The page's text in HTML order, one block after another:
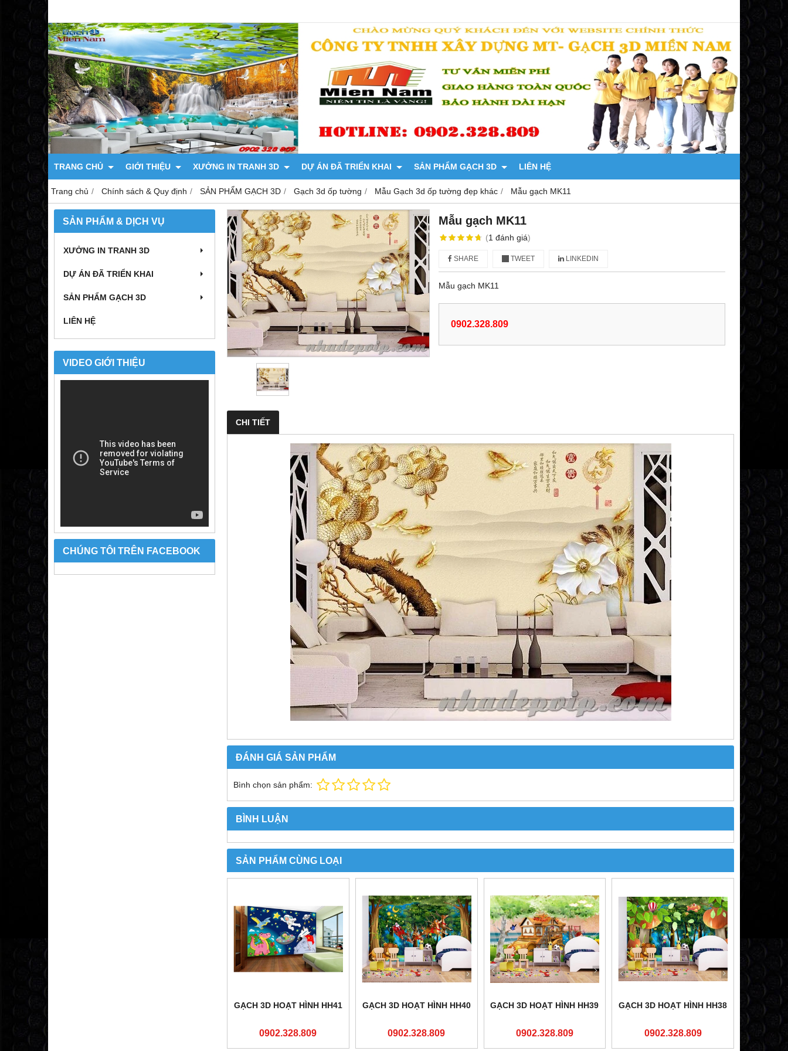
TRANG CHỦ GIỚI THIỆU XƯỞNG IN TRANH 3D DỰ ÁN ĐÃ TRIỂN KHAI SẢN PHẨM GẠCH 3D LIÊN HỆ
Trang chủ Chính sách & Quy định SẢN PHẨM GẠCH 3D Gạch 3d ốp tường Mẫu Gạch 3d ốp tường đẹp khác Mẫu gạch MK11
SẢN PHẨM & DỊCH VỤ
XƯỞNG IN TRANH 3D
DỰ ÁN ĐÃ TRIỂN KHAI
SẢN PHẨM GẠCH 3D
LIÊN HỆ
VIDEO GIỚI THIỆU
CHÚNG TÔI TRÊN FACEBOOK
Mẫu gạch MK11
(1 đánh giá)
SHARE TWEET LINKEDIN
Mẫu gạch MK11
0902.328.809
CHI TIẾT
ĐÁNH GIÁ SẢN PHẨM
Bình chọn sản phẩm:
BÌNH LUẬN
SẢN PHẨM CÙNG LOẠI
GẠCH 3D HOẠT HÌNH HH41
0902.328.809
GẠCH 3D HOẠT HÌNH HH40
0902.328.809
GẠCH 3D HOẠT HÌNH HH39
0902.328.809
GẠCH 3D HOẠT HÌNH HH38
0902.328.809